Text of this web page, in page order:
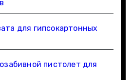
для гипсокартонных
пистолет для